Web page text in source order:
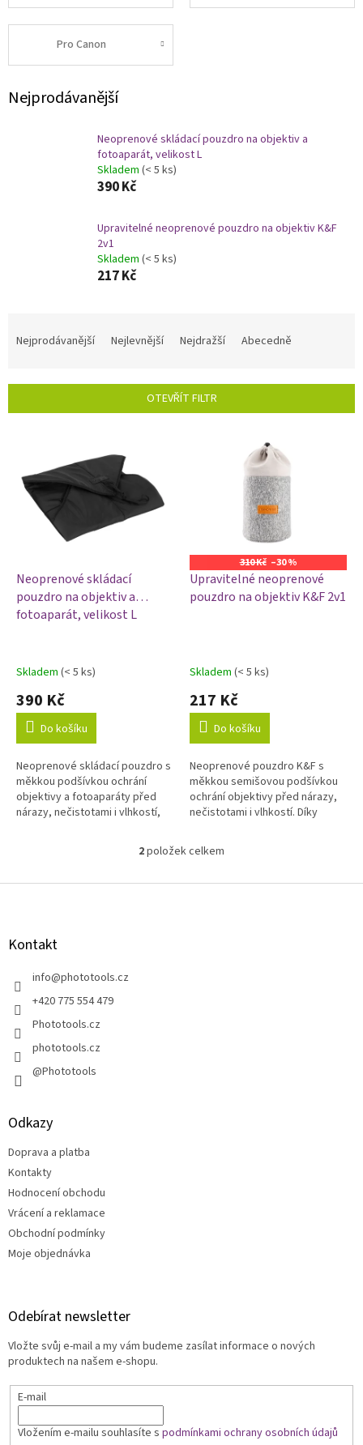
Pro Canon
Nejprodávanější
Neoprenové skládací pouzdro na objektiv a
fotoaparát, velikost L
Skladem (< 5 ks)
390 Kč
Upravitelné neoprenové pouzdro na objektiv K&F
2v1
Skladem (< 5 ks)
217 Kč
í
Nejprodávanější Nejlevnější Nejdražší Abecedně
OTEVŘÍT FILTR
Neoprenové skládací
pouzdro na objektiv a
fotoaparát, velikost L
Skladem (< 5 ks)
390 Kč
Do košíku
Neoprenové skládací pouzdro s
měkkou podšívkou ochrání
objektivy a fotoaparáty před
nárazy, nečistotami i vlhkostí,
objektivů, fotoaparátů a...
310 Kč –30 %
Upravitelné neoprenové
pouzdro na objektiv K&F 2v1
Skladem (< 5 ks)
217 Kč
Do košíku
Neoprenové pouzdro K&F s
měkkou semišovou podšívkou
ochrání objektivy před nárazy,
nečistotami i vlhkostí. Díky
pohodlně odnesete menší...
O
l
2položek celkem
Z
Kontakt
info@phototools.cz
+420 775 554 479
Phototools.cz
phototools.cz
@Phototools
Odkazy
Doprava a platba
Kontakty
Hodnocení obchodu
Vrácení a reklamace
Obchodní podmínky
Moje objednávka
Odebírat newsletter
Vložte svůj e-mail a my vám budeme zasílat informace o nových
produktech na našem e-shopu.
E-mail
Vložením e-mailu souhlasíte s podmínkami ochrany osobních údajů